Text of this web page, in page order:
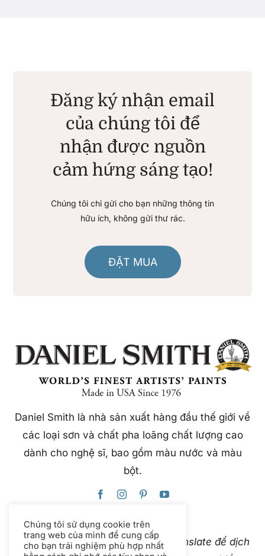
Đăng ký nhận email
của chúng tôi để
nhận được nguồn
cảm hứng sáng tạo!
Chúng tôi chỉ gửi cho bạn những thông tin
hữu ích, không gửi thư rác.
ĐẶT MUA
Daniel Smith là nhà sản xuất hàng đầu thế giới về
các loại sơn và chất pha loãng chất lượng cao
dành cho nghệ sĩ, bao gồm màu nước và màu
bột.
Trang web này sử dụng Google Translate để dịch
Chúng tôi sử dụng cookie trên
trang web của mình để cung cấp
cho bạn trải nghiệm phù hợp nhất